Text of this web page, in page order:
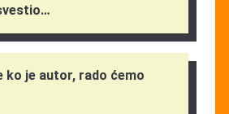
ko je autor, rado ćemo